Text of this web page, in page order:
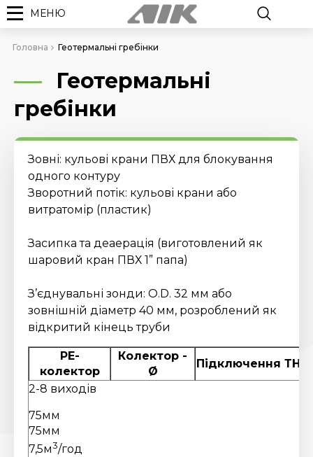
МЕНЮ
Головна Геотермальні гребінки
Геотермальні
гребінки
Зовні: кульові крани ПВХ для блокування
одного контуру
Зворотний потік: кульові крани або
витратомір (пластик)
Засипка та деаерація (виготовлений як
шаровий кран ПВХ 1” папа)
З’єднувальні зонди: O.D. 32 мм або
зовнішній діаметр 40 мм, розроблений як
відкритий кінець труби
PE-
колектор
Колектор -
Ø
Підключення ТН
2-8 виходів
75мм
75мм
7,5м3/год